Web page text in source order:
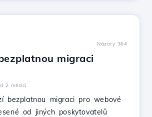
Názory 364
migraci
2 měsíci
bezplatnou migraci pro webové
od jiných poskytovatelů